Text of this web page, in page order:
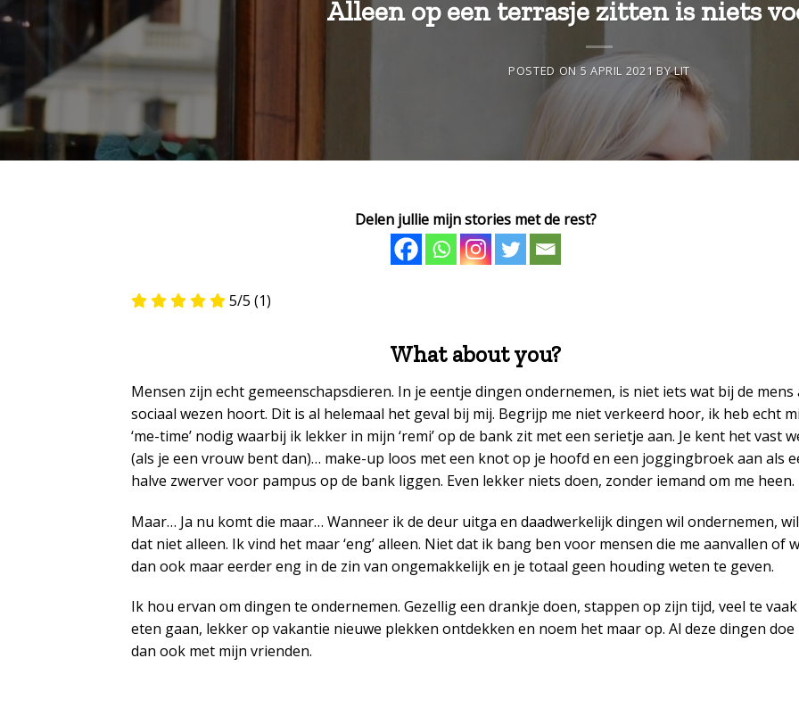
Alleen op een terrasje zitten is niets
POSTED ON5 APRIL 2021 BYLIT
Delen jullie mijn stories met de rest?
5/5 (1)
What about you?
Mensen zijn echt gemeenschapsdieren. In je eentje dingen ondernemen, is niet iets wat bij de mens
sociaal wezen hoort. Dit is al helemaal het geval bij mij. Begrijp me niet verkeerd hoor, ik heb echt
‘me-time’ nodig waarbij ik lekker in mijn ‘remi’ op de bank zit met een serietje aan. Je kent het vast
(als je een vrouw bent dan)… make-up loos met een knot op je hoofd en een joggingbroek aan als
halve zwerver voor pampus op de bank liggen. Even lekker niets doen, zonder iemand om me heen.
Maar… Ja nu komt die maar… Wanneer ik de deur uitga en daadwerkelijk dingen wil ondernemen,
dat niet alleen. Ik vind het maar ‘eng’ alleen. Niet dat ik bang ben voor mensen die me aanvallen of
dan ook maar eerder eng in de zin van ongemakkelijk en je totaal geen houding weten te geven.
Ik hou ervan om dingen te ondernemen. Gezellig een drankje doen, stappen op zijn tijd, veel te
eten gaan, lekker op vakantie nieuwe plekken ontdekken en noem het maar op. Al deze dingen doe
dan ook met mijn vrienden.